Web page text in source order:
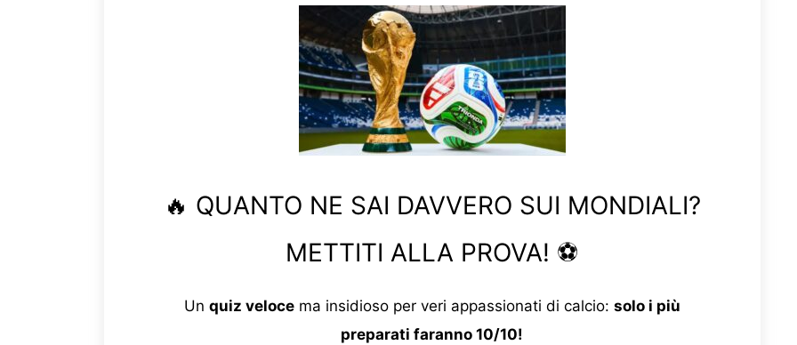
🔥 QUANTO NE SAI DAVVERO SUI MONDIALI?
METTITI ALLA PROVA! ⚽
Un quiz velocema insidioso per veri appassionati di calcio: solo i più
preparati faranno 10/10!